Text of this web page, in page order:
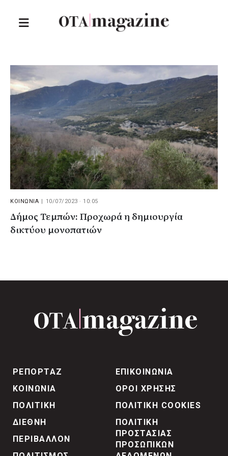
ΚΟΙΝΩΝΙΑ 10/07/2023 · 10:05
Δήμος Τεμπών: Προχωρά η δημιουργία
δικτύου μονοπατιών
ΡΕΠΟΡΤΑΖ
ΚΟΙΝΩΝΙΑ
ΠΟΛΙΤΙΚΗ
ΔΙΕΘΝΗ
ΠΕΡΙΒΑΛΛΟΝ
ΕΠΙΚΟΙΝΩΝΙΑ
ΟΡΟΙ ΧΡΗΣΗΣ
ΠΟΛΙΤΙΚΗ COOKIES
ΠΟΛΙΤΙΚΗ
ΠΡΟΣΤΑΣΙΑΣ
ΠΡΟΣΩΠΙΚΩΝ